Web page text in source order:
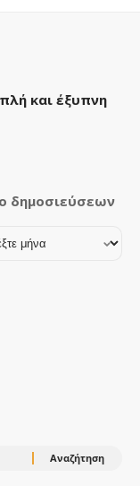
και έξυπνη
δημοσιεύσεων